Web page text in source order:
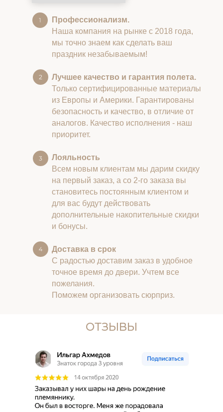
Профессионализм.
Наша компания на рынке с 2018 года,
мы точно знаем как сделать ваш
праздник незабываемым!
Лучшее качество и гарантия полета.
Только сертифицированные материалы
из Европы и Америки. Гарантированы
безопасность и качество, в отличие от
аналогов. Качество исполнения - наш
приоритет.
Лояльность
Всем новым клиентам мы дарим скидку
на первый заказ, а со 2-го заказа вы
становитесь постоянным клиентом и
для вас будут действовать
дополнительные накопительные скидки
и бонусы.
Доставка в срок
С радостью доставим заказ в удобное
точное время до двери. Учтем все
пожелания.
Поможем организовать сюрприз.
ОТЗЫВЫ